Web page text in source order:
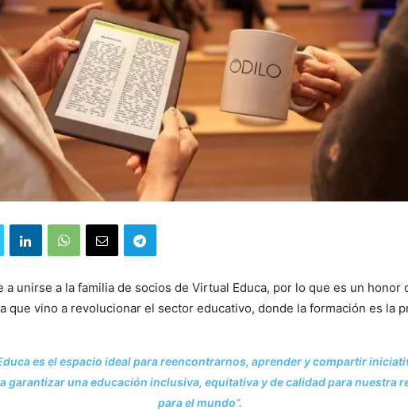
a unirse a la familia de socios de Virtual Educa, por lo que es un honor
que vino a revolucionar el sector educativo, donde la formación es la
es el espacio ideal para reencontrarnos, aprender y compartir
garantizar una educación inclusiva, equitativa y de calidad para nuestra
para el mundo”.